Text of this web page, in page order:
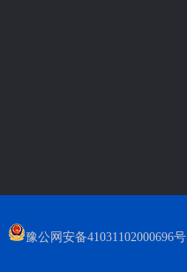
豫公网安备41031102000696号